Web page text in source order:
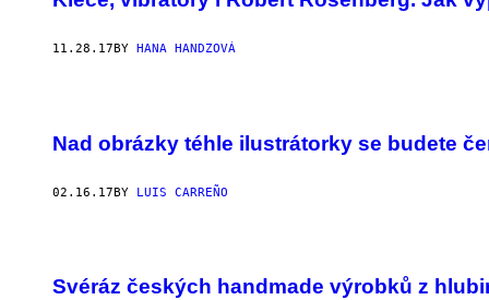
11.28.17 BY HANA HANDZOVÁ
Nad obrázky téhle ilustrátorky se budete
02.16.17BY LUIS CARREÑO
Svéráz českých handmade výrobků z